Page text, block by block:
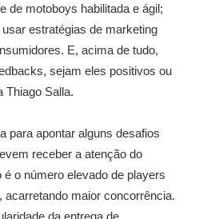
de motoboys habilitada e ágil;
estratégias de marketing
E, acima de tudo,
sejam eles positivos ou
Thiago Salla.
para apontar alguns desafios
receber a atenção do
é o número elevado de players
acarretando maior concorrência.
da entrega de